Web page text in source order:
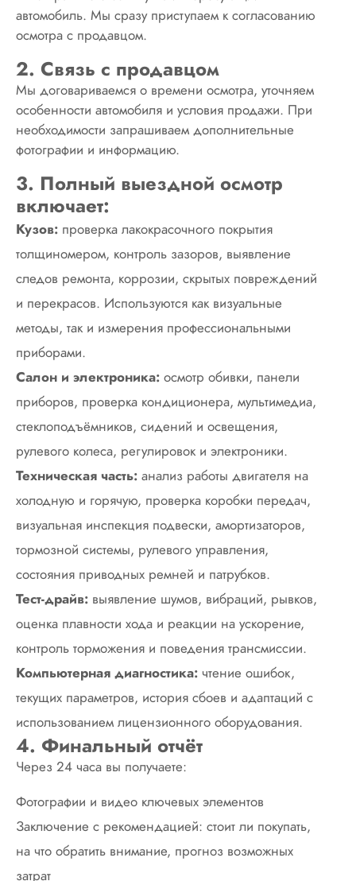
автомобиль. Мы сразу приступаем к согласованию
осмотра с продавцом.
2. Связь с продавцом
Мы договариваемся о времени осмотра, уточняем
особенности автомобиля и условия продажи. При
необходимости запрашиваем дополнительные
фотографии и информацию.
3. Полный выездной осмотр
включает:
Кузов: проверка лакокрасочного покрытия
толщиномером, контроль зазоров, выявление
следов ремонта, коррозии, скрытых повреждений
и перекрасов. Используются как визуальные
методы, так и измерения профессиональными
приборами.
Салон и электроника: осмотр обивки, панели
приборов, проверка кондиционера, мультимедиа,
стеклоподъёмников, сидений и освещения,
рулевого колеса, регулировок и электроники.
Техническая часть: анализ работы двигателя на
холодную и горячую, проверка коробки передач,
визуальная инспекция подвески, амортизаторов,
тормозной системы, рулевого управления,
состояния приводных ремней и патрубков.
Тест-драйв: выявление шумов, вибраций, рывков,
оценка плавности хода и реакции на ускорение,
контроль торможения и поведения трансмиссии.
Компьютерная диагностика: чтение ошибок,
текущих параметров, история сбоев и адаптаций с
использованием лицензионного оборудования.
4. Финальный отчёт
Через 24 часа вы получаете:
Фотографии и видео ключевых элементов
Заключение с рекомендацией: стоит ли покупать,
на что обратить внимание, прогноз возможных
затрат